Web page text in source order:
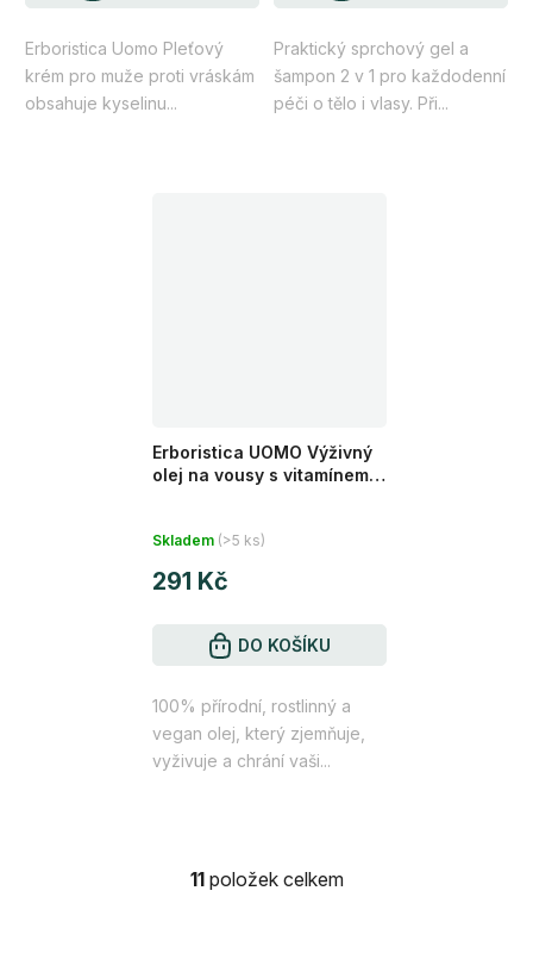
5
hvězdiček.
Erboristica Uomo Pleťový
krém pro muže proti vráskám
obsahuje kyselinu...
5
hvězdiček.
Praktický sprchový gel a
šampon 2 v 1 pro každodenní
péči o tělo i vlasy. Při...
Erboristica UOMO Výživný
olej na vousy s vitamínem E
hodnocení
produktu
5
hvězdiček.
Skladem (>5 ks)
291 Kč
DO KOŠÍKU
100% přírodní, rostlinný a
vegan olej, který zjemňuje,
vyživuje a chrání vaši...
O
11položek celkem